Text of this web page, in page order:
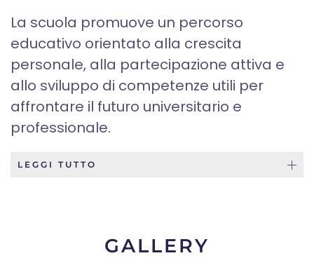
La scuola promuove un percorso
educativo orientato alla crescita
personale, alla partecipazione attiva e
allo sviluppo di competenze utili per
affrontare il futuro universitario e
professionale.
LEGGI TUTTO
GALLERY